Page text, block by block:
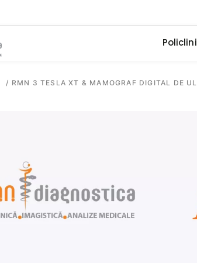
/ RMN 3 TESLA XT & MAMOGRAF DIGITAL DE